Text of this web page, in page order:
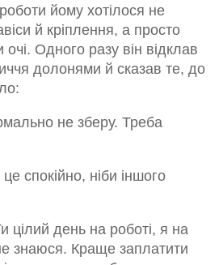
йому хотілося не
й кріплення, а просто
Одного разу він відклав
долонями й сказав те, до
не зберу. Треба
спокійно, ніби іншого
цілий день на роботі, я на
знаюся. Краще заплатити